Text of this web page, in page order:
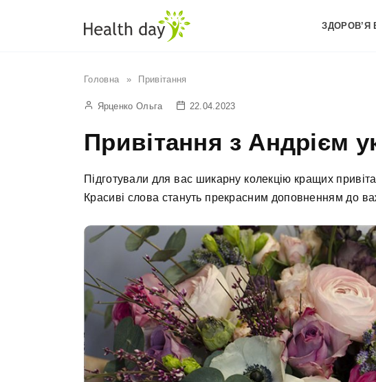
ЗДОРОВ’Я
Головна » Привітання
Ярценко Ольга 22.04.2023
Привітання з Андрієм
Підготували для вас шикарну колекцію кращих
Красиві слова стануть прекрасним доповненням до